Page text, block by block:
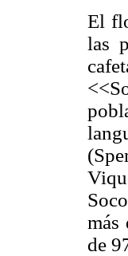
El
las
más
de